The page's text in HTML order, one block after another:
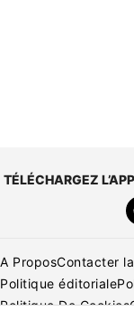
TÉLÉCHARGEZ L’APP
A ProposContacter
Politique éditoriale
Politique De Cookies